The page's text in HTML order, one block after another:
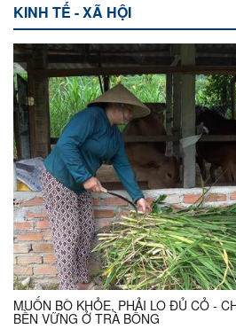
KINH TẾ - XÃ HỘI
MUỐN BÒ KHỎE, PHẢI LO ĐỦ CỎ -
BỀN VỮNG Ở TRÀ BỒNG